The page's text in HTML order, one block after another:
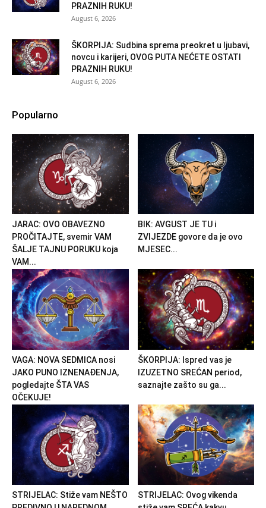
PRAZNIH RUKU!
August 6, 2026
ŠKORPIJA: Sudbina sprema preokret u ljubavi,
novcu i karijeri, OVOG PUTA NEĆETE OSTATI
PRAZNIH RUKU!
August 6, 2026
Popularno
JARAC: OVO OBAVEZNO
PROČITAJTE, svemir VAM
ŠALJE TAJNU PORUKU koja
VAM...
BIK: AVGUST JE TU i
ZVIJEZDE govore da je ovo
MJESEC...
VAGA: NOVA SEDMICA nosi
JAKO PUNO IZNENAĐENJA,
pogledajte ŠTA VAS
OČEKUJE!
ŠKORPIJA: Ispred vas je
IZUZETNO SREĆAN period,
saznajte zašto su ga...
STRIJELAC: Stiže vam NEŠTO
STRIJELAC: Ovog vikenda